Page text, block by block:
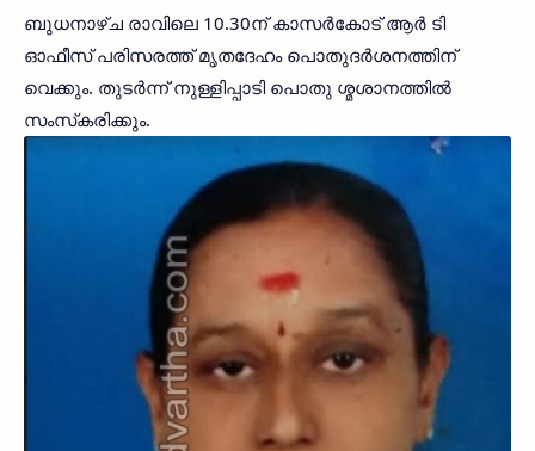
ബുധനാഴ്ച രാവിലെ 10.30ന് കാസര്‍കോട് ആര്‍ ടി
ഓഫീസ് പരിസരത്ത് മൃതദേഹം പൊതുദര്‍ശനത്തിന്
വെക്കും. തുടര്‍ന്ന് നുള്ളിപ്പാടി പൊതു ശ്മശാനത്തില്‍
സംസ്‌കരിക്കും.